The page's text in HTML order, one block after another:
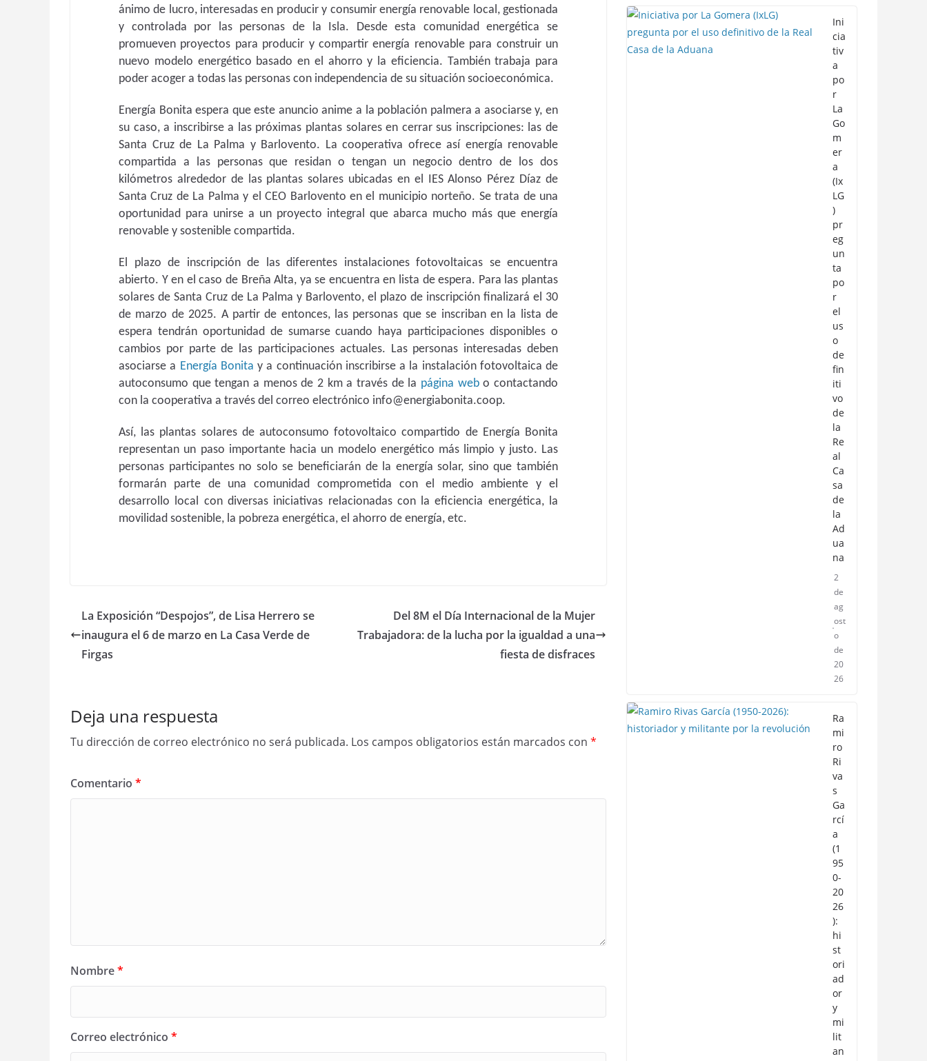
ánimo de lucro, interesadas en producir y consumir energía renovable local, gestionada
y controlada por las personas de la Isla. Desde esta comunidad energética se
promueven proyectos para producir y compartir energía renovable para construir un
nuevo modelo energético basado en el ahorro y la eficiencia. También trabaja para
poder acoger a todas las personas con independencia de su situación socioeconómica.
Energía Bonita espera que este anuncio anime a la población palmera a asociarse y, en
su caso, a inscribirse a las próximas plantas solares en cerrar sus inscripciones: las de
Santa Cruz de La Palma y Barlovento. La cooperativa ofrece así energía renovable
compartida a las personas que residan o tengan un negocio dentro de los dos
kilómetros alrededor de las plantas solares ubicadas en el IES Alonso Pérez Díaz de
Santa Cruz de La Palma y el CEO Barlovento en el municipio norteño. Se trata de una
oportunidad para unirse a un proyecto integral que abarca mucho más que energía
renovable y sostenible compartida.
El plazo de inscripción de las diferentes instalaciones fotovoltaicas se encuentra
abierto. Y en el caso de Breña Alta, ya se encuentra en lista de espera. Para las plantas
solares de Santa Cruz de La Palma y Barlovento, el plazo de inscripción finalizará el 30
de marzo de 2025. A partir de entonces, las personas que se inscriban en la lista de
espera tendrán oportunidad de sumarse cuando haya participaciones disponibles o
cambios por parte de las participaciones actuales. Las personas interesadas deben
asociarse a Energía Bonita y a continuación inscribirse a la instalación fotovoltaica de
autoconsumo que tengan a menos de 2 km a través de la página webo contactando
con la cooperativa a través del correo electrónico info@energiabonita.coop.
Así, las plantas solares de autoconsumo fotovoltaico compartido de Energía Bonita
representan un paso importante hacia un modelo energético más limpio y justo. Las
personas participantes no solo se beneficiarán de la energía solar, sino que también
formarán parte de una comunidad comprometida con el medio ambiente y el
desarrollo local con diversas iniciativas relacionadas con la eficiencia energética, la
movilidad sostenible, la pobreza energética, el ahorro de energía, etc.
La Exposición “Despojos”, de Lisa Herrero se
inaugura el 6 de marzo en La Casa Verde de
Firgas
Del 8M el Día Internacional de la Mujer
Trabajadora: de la lucha por la igualdad a una
fiesta de disfraces
Deja una respuesta
Tu dirección de correo electrónico no será publicada. Los campos obligatorios están marcados con *
Comentario *
Nombre*
Correo electrónico *
Ini
cia
tiv
a
po
r
La
Go
m
er
a
(Ix
LG
)
pr
eg
un
ta
po
r
el
us
o
de
fin
iti
vo
de
la
Re
al
Ca
sa
de
la
Ad
ua
na
2
de
ag
ost
o
de
20
26
Ra
mi
ro
Ri
va
s
Ga
rcí
a
(1
95
0-
20
26
):
hi
st
ori
ad
or
y
mi
lit
an